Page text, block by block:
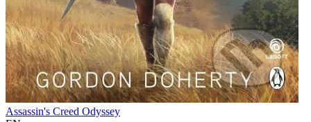
Assassin's Creed Odyssey